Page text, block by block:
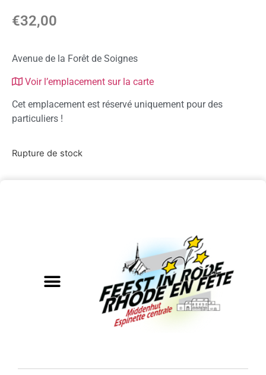
€32,00
Avenue de la Forêt de Soignes
Voir l’emplacement sur la carte
Cet emplacement est réservé uniquement pour des
particuliers !
Rupture de stock